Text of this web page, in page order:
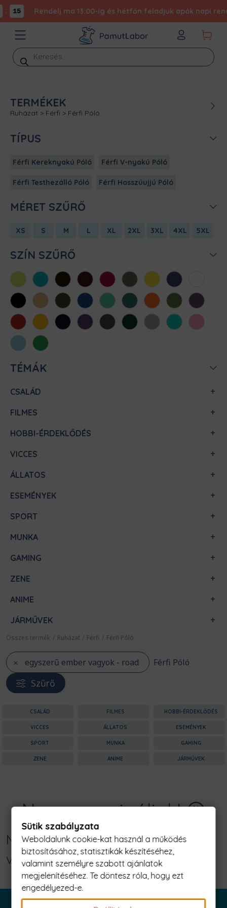
15 Rendelj ma 13:00-ig és hétfőn feladjuk apák napi
Products
search
TERMÉKEK
Ruházat > Férfi > Férfi Póló
TÍPUS
Férfi Kereknyakú Póló Férfi V-nyakú Póló
Férfi Testhezálló Póló Férfi Hosszúujjú Póló
MÉRET SZŰRŐ
XS S M L XL 2XL 3XL 4XL 5XL
SZÍN SZŰRŐ
AlmazöldAtollkékBarnaBordóChili Cink Citromsárga
Denim
FeketeHomokKhaki KirálykékMentaMéregzöld
NarancsOliva Padlizsán
Piros SárgaSötétkékSötétlilaSötétszürke
SötétzöldSportszürke
Türkiz
Világos
rózsaszín
Világoskék
Zöld
TÉMÁK
CSALÁD
FILMES
HOBBI-ÉRDEKLŐDÉS
VICCES
ÁLLATOS
ESEMÉNYEK
SPORT
MUNKA
GAMING
ZENE
ANIME
JÁRMŰVEK
Összes termék / Ruházat / Férfi / Férfi Póló
egyszerű ember vagyok - road Férfi Póló
Szűrő
CSALÁD FILMES HOBBI-ÉRDEKLŐDÉS
VICCES ÁLLATOS ESEMÉNYEK
SPORT MUNKA GAMING
ZENE ANIME JÁRMŰVEK
Nagyon sajnáljuk! 😥
Nincs találat erre: "egyszerű ember
vagyok - road Férfi Póló"
Sütik szabályzata
Weboldalunk cookie-kat használ a működés
biztosításához, statisztikák készítéséhez,
valamint személyre szabott ajánlatok
megjelenítéséhez. Te döntesz róla, hogy ezt
engedélyezed-e.